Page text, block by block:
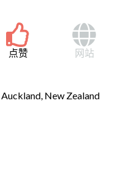
点赞 网站
New Zealand